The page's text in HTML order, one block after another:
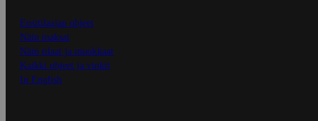
Ensitilaajan ohjeet
Näin maksat
Näin tilaat ja muokkaat
Kaikki ohjeet ja vinkit
In English